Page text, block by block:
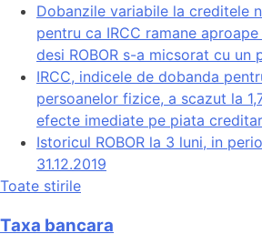
Dobanzile variabile la creditele
pentru ca IRCC ramane
desi ROBOR s-a micsorat cu un
IRCC, indicele de dobanda
persoanelor fizice, a scazut la
efecte imediate pe piata
Istoricul ROBOR la 3 luni, in
31.12.2019
Toate stirile
Taxa bancara